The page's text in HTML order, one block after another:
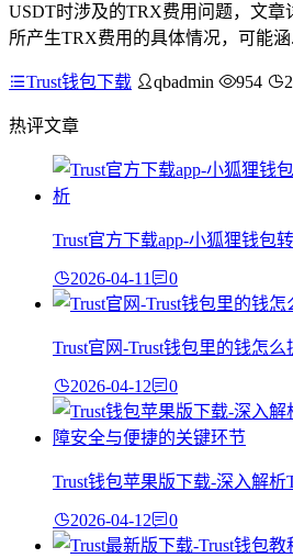
USDT时涉及的TRX费用问题，文章
所产生TRX费用的具体情况，可能涵
Trust钱包下载 qbadmin 954
热评文章
Trust官方下载app-小狐狸钱包
2026-04-11 0
Trust官网-Trust钱包里的钱怎
2026-04-12 0
Trust钱包苹果版下载-深入解析
2026-04-12 0